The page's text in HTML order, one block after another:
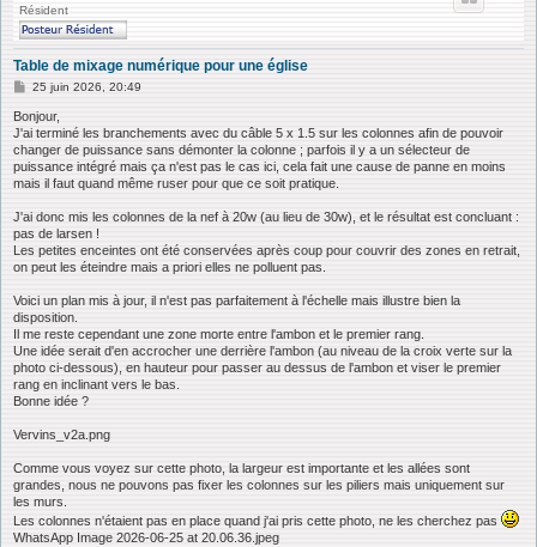
Résident
Table de mixage numérique pour une église
M
s
s
g
e
25 juin 2026, 20:49
Bonjour,
J'ai terminé les branchements avec du câble 5 x 1.5 sur les colonnes afin de pouvoir
changer de puissance sans démonter la colonne ; parfois il y a un sélecteur de
puissance intégré mais ça n'est pas le cas ici, cela fait une cause de panne en moins
mais il faut quand même ruser pour que ce soit pratique.
J'ai donc mis les colonnes de la nef à 20w (au lieu de 30w), et le résultat est concluant :
pas de larsen !
Les petites enceintes ont été conservées après coup pour couvrir des zones en retrait,
on peut les éteindre mais a priori elles ne polluent pas.
Voici un plan mis à jour, il n'est pas parfaitement à l'échelle mais illustre bien la
disposition.
Il me reste cependant une zone morte entre l'ambon et le premier rang.
Une idée serait d'en accrocher une derrière l'ambon (au niveau de la croix verte sur la
photo ci-dessous), en hauteur pour passer au dessus de l'ambon et viser le premier
rang en inclinant vers le bas.
Bonne idée ?
Vervins_v2a.png
Comme vous voyez sur cette photo, la largeur est importante et les allées sont
grandes, nous ne pouvons pas fixer les colonnes sur les piliers mais uniquement sur
les murs.
Les colonnes n'étaient pas en place quand j'ai pris cette photo, ne les cherchez pas
WhatsApp Image 2026-06-25 at 20.06.36.jpeg